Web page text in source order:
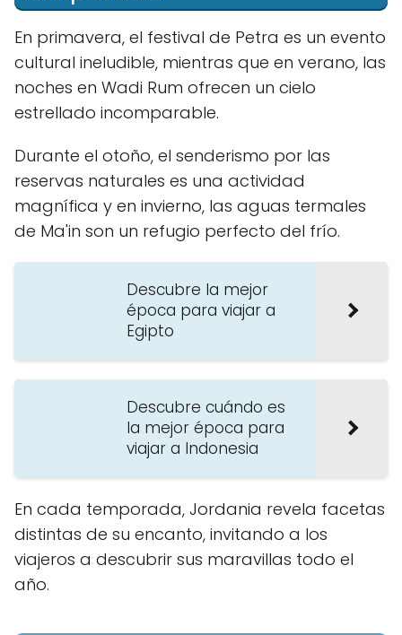
En primavera, el festival de Petra es un evento
cultural ineludible, mientras que en verano, las
noches en Wadi Rum ofrecen un cielo
estrellado incomparable.
Durante el otoño, el senderismo por las
reservas naturales es una actividad
magnífica y en invierno, las aguas termales
de Ma'in son un refugio perfecto del frío.
Descubre la mejor
época para viajar a
Egipto
Descubre cuándo es
la mejor época para
viajar a Indonesia
En cada temporada, Jordania revela facetas
distintas de su encanto, invitando a los
viajeros a descubrir sus maravillas todo el
año.